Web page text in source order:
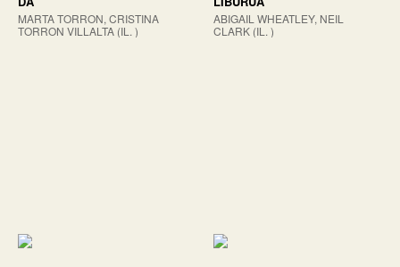
MARTA TORRON, CRISTINA
TORRON VILLALTA (IL. )
ABIGAIL WHEATLEY, NEIL
CLARK (IL. )